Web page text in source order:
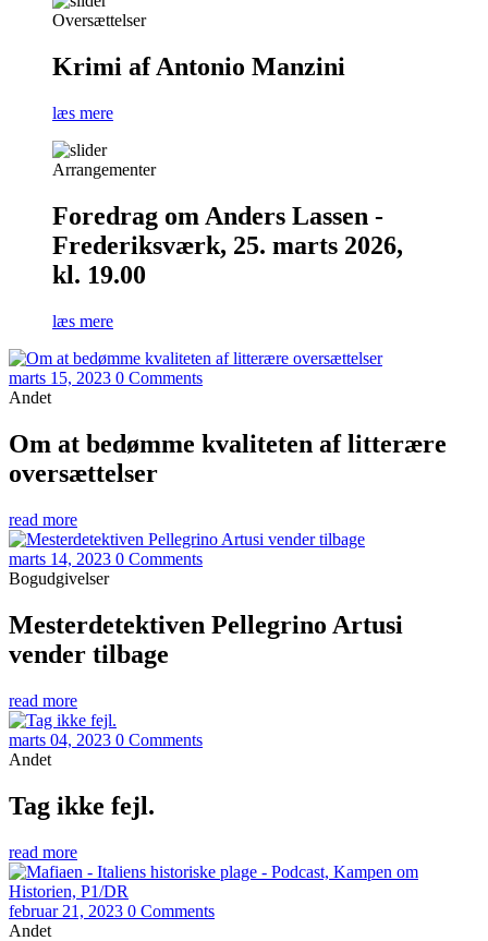
Oversættelser
Krimi af Antonio Manzini
læs mere
Arrangementer
Foredrag om Anders Lassen -
Frederiksværk, 25. marts 2026,
kl. 19.00
læs mere
marts 15, 2023 0 Comments
Andet
Om at bedømme kvaliteten af litterære
oversættelser
read more
marts 14, 2023 0 Comments
Bogudgivelser
Mesterdetektiven Pellegrino Artusi
vender tilbage
read more
marts 04, 2023 0 Comments
Andet
Tag ikke fejl.
read more
februar 21, 2023 0 Comments
Andet